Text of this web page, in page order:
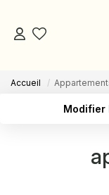
Accueil
Modifier
Sélectionnez...